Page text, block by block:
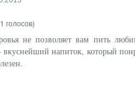
голосов)
не позволяет вам пить
вкуснейший напиток, который